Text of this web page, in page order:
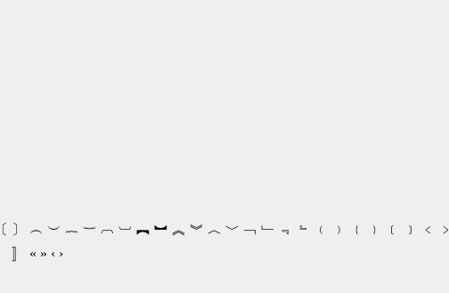
〕 ︵ ︶ ︷ ︸ ︹ ︺ ︻ ︼ ︽ ︾ ︿ ﹀ ﹁ ﹂ ﹃ ﹄ ﹙ ﹚ ﹛ ﹜ ﹝ ﹞ ﹤ ﹥
〛 « » ‹ ›